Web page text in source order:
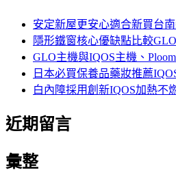
安定新屋更安心適合新買台
隱形鐵窗核心優缺點比較
GLO主機與IQOS主機、
日本必買保養品藥妝推薦
白內障採用創新IQOS加熱不
近期留言
彙整